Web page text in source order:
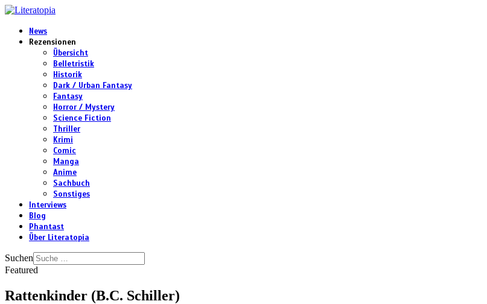
News
Rezensionen
Übersicht
Belletristik
Historik
Dark / Urban Fantasy
Fantasy
Horror / Mystery
Science Fiction
Thriller
Krimi
Comic
Manga
Anime
Sachbuch
Sonstiges
Interviews
Blog
Phantast
Über Literatopia
Suchen
Featured
Rattenkinder (B.C. Schiller)